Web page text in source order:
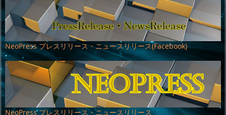
NeoPress プレスリリース・ニュースリリース(Facebook)
NeoPress プレスリリース・ニュースリリース